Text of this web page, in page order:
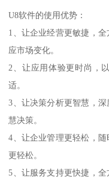
U8软件的使用优势：
1、让企业经营更敏捷，
应市场变化。
2、让应用体验更时尚，
适。
3、让决策分析更智慧，
慧决策。
4、让企业管理更轻松，
更轻松。
5、让服务支持更快捷，